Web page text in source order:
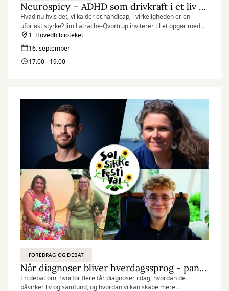
Neurospicy – ADHD som drivkraft i et liv med radikale skift – Jim Latrache-Qvortrup
Hvad nu hvis det, vi kalder et handicap, i virkeligheden er en
uforløst styrke? Jim Latrache-Qvortrup inviterer til et opgør med
rammerne – ikke hjernerne.
1. Hovedbiblioteket
16. september
17:00 - 19:00
FOREDRAG OG DEBAT
Når diagnoser bliver hverdagssprog - paneldebat med Svend Brinkmann
En debat om, hvorfor flere får diagnoser i dag, hvordan de
påvirker liv og samfund, og hvordan vi kan skabe mere